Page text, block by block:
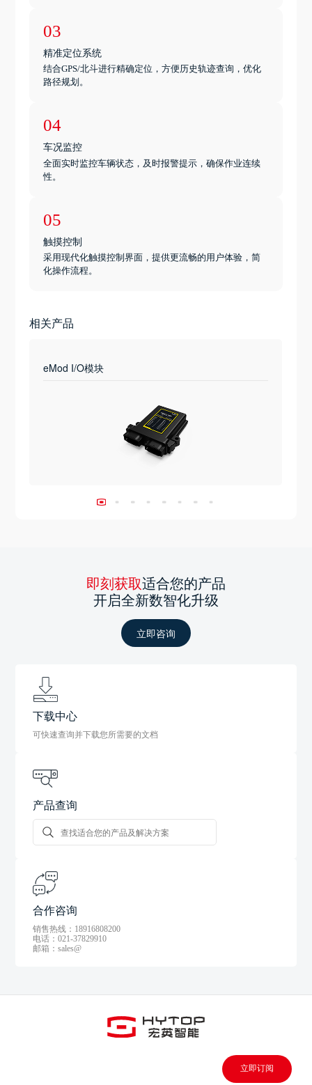
03
精准定位系统
结合GPS/北斗进行精确定位，方便历史轨迹查询，优化
路径规划。
04
车况监控
全面实时监控车辆状态，及时报警提示，确保作业连续
性。
05
触摸控制
采用现代化触摸控制界面，提供更流畅的用户体验，简
化操作流程。
相关产品
eMod I/O模块
即刻获取适合您的产品
开启全新数智化升级
立即咨询
下载中心
可快速查询并下载您所需要的文档
产品查询
合作咨询
销售热线：18916808200
电话：021-37829910
邮箱：sales@
立即订阅